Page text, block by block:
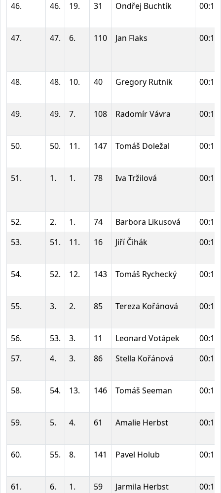
46. 46. 19. 31 Ondřej Buchtík
47. 47. 6. 110 Jan Flaks
48. 48. 10. 40 Gregory Rutnik
49. 49. 7. 108 Radomír Vávra
50. 50. 11. 147 Tomáš Doležal
51. 1. 1. 78 Iva Tržilová
52. 2. 1. 74 Barbora Likusová
53.
51. 11. 16 Jiří Čihák
54. 52. 12. 143 Tomáš Rychecký
55. 3. 2. 85 Tereza Kořánová
56. 53. 3. 11 Leonard Votápek
57.
4. 3. 86 Stella Kořánová
58. 54. 13. 146 Tomáš Seeman
59. 5. 4. 61 Amalie Herbst
60. 55. 8. 141 Pavel Holub
61. 6. 1. 59 Jarmila Herbst